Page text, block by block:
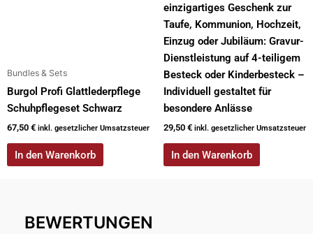
Bundles & Sets
Burgol Profi Glattlederpflege
Schuhpflegeset Schwarz
67,50 € inkl. gesetzlicher Umsatzsteuer
In den Warenkorb
einzigartiges Geschenk zur
Taufe, Kommunion, Hochzeit,
Einzug oder Jubiläum: Gravur-
Dienstleistung auf 4-teiligem
Besteck oder Kinderbesteck –
Individuell gestaltet für
besondere Anlässe
29,50 € inkl. gesetzlicher Umsatzsteuer
In den Warenkorb
BEWERTUNGEN